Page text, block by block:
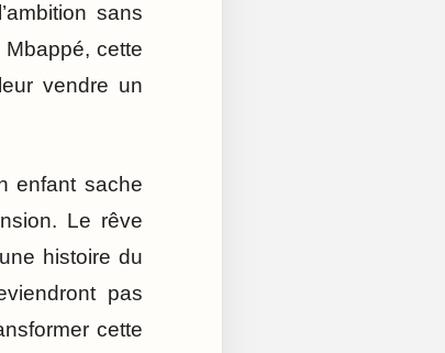
sans
Mbappé, cette
vendre un
enfant sache
Le rêve
histoire du
pas
cette